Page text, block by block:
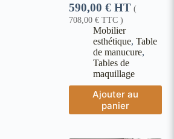
590,00 € HT (
708,00 € TTC )
Mobilier
esthétique, Table
de manucure,
Tables de
maquillage
Ajouter au
panier